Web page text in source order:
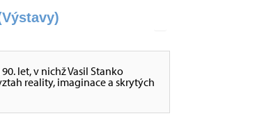
let, v nichž Vasil Stanko
reality, imaginace a skrytých